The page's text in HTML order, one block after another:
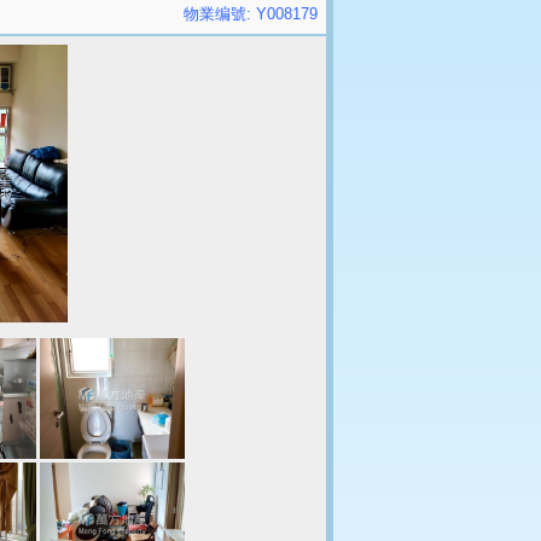
物業编號: Y008179